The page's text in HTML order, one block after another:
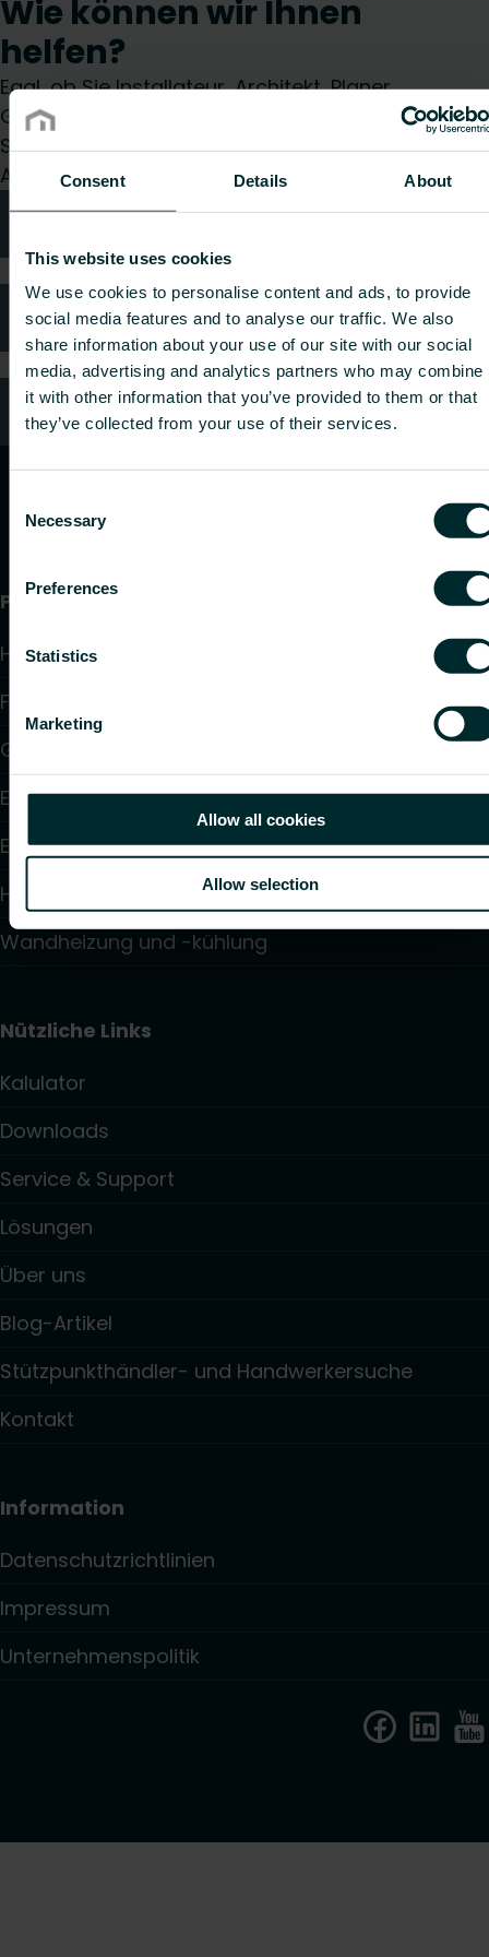
Consent Details About
This website uses cookies
We use cookies to personalise content and ads, to provide
social media features and to analyse our traffic. We also
share information about your use of our site with our social
media, advertising and analytics partners who may combine
it with other information that you’ve provided to them or that
they’ve collected from your use of their services.
Selection
Necessary
Preferences
Statistics
Marketing
Allow all cookies
Allow selection
Wie können wir Ihnen
helfen?
Egal, ob Sie Installateur, Architekt, Planer,
Großhändler oder Endverbraucher sind, treffen
Sie eine Wahl und wir kümmern uns gerne um Ihr
Anliegen.
Häufig gestellte Fragen
Kundendienst
Produkte
Heizkörper
Fußbodenheizung und -kühlung
Gebläsekonvektoren
Elektroheizung
Elektronische Regelungen
Hydraulische Regelungen
Wandheizung und -kühlung
Nützliche Links
Kalulator
Downloads
Service & Support
Lösungen
Über uns
Blog-Artikel
Stützpunkthändler- und Handwerkersuche
Kontakt
Information
Datenschutzrichtlinien
Impressum
Unternehmenspolitik